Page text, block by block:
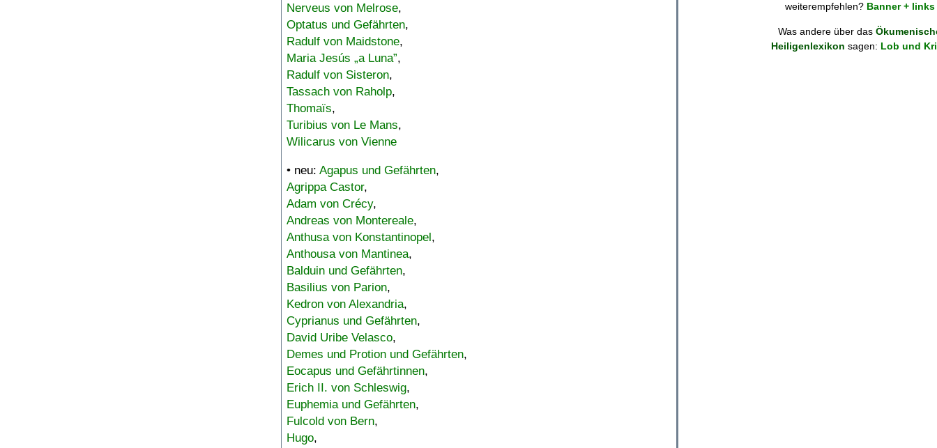
Nerveus von Melrose,
Optatus und Gefährten,
Radulf von Maidstone,
Maria Jesús „a Luna”,
Radulf von Sisteron,
Tassach von Raholp,
Thomaïs,
Turibius von Le Mans,
Wilicarus von Vienne
• neu: Agapus und Gefährten,
Agrippa Castor,
Adam von Crécy,
Andreas von Montereale,
Anthusa von Konstantinopel,
Anthousa von Mantinea,
Balduin und Gefährten,
Basilius von Parion,
Kedron von Alexandria,
Cyprianus und Gefährten,
David Uribe Velasco,
Demes und Protion und Gefährten,
Eocapus und Gefährtinnen,
Erich II. von Schleswig,
Euphemia und Gefährten,
Fulcold von Bern,
Hugo,
weiterempfehlen? Banner + links
Was andere über das
Heiligenlexikon sagen: Lob und